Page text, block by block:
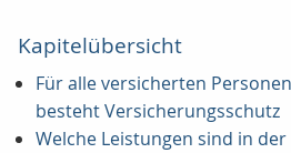
Kapitelübersicht
Für alle versicherten
besteht Versicherungsschutz
Welche Leistungen sind in der